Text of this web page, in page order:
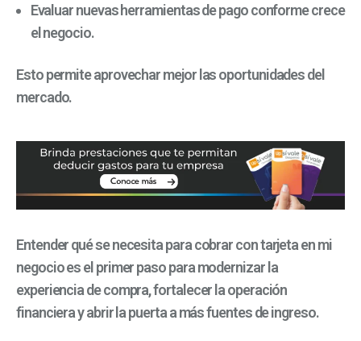
Evaluar nuevas herramientas de pago conforme crece
el negocio.
Esto permite aprovechar mejor las oportunidades del
mercado.
Entender qué se necesita para cobrar con tarjeta en mi
negocio es el primer paso para modernizar la
experiencia de compra, fortalecer la operación
financiera y abrir la puerta a más fuentes de ingreso.